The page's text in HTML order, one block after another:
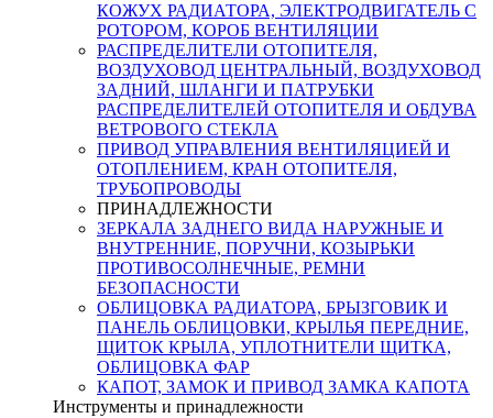
КОЖУХ РАДИАТОРА, ЭЛЕКТРОДВИГАТЕЛЬ С
РОТОРОМ, КОРОБ ВЕНТИЛЯЦИИ
РАСПРЕДЕЛИТЕЛИ ОТОПИТЕЛЯ,
ВОЗДУХОВОД ЦЕНТРАЛЬНЫЙ, ВОЗДУХОВОД
ЗАДНИЙ, ШЛАНГИ И ПАТРУБКИ
РАСПРЕДЕЛИТЕЛЕЙ ОТОПИТЕЛЯ И ОБДУВА
ВЕТРОВОГО СТЕКЛА
ПРИВОД УПРАВЛЕНИЯ ВЕНТИЛЯЦИЕЙ И
ОТОПЛЕНИЕМ, КРАН ОТОПИТЕЛЯ,
ТРУБОПРОВОДЫ
ПРИНАДЛЕЖНОСТИ
ЗЕРКАЛА ЗАДНЕГО ВИДА НАРУЖНЫЕ И
ВНУТРЕННИЕ, ПОРУЧНИ, КОЗЫРЬКИ
ПРОТИВОСОЛНЕЧНЫЕ, РЕМНИ
БЕЗОПАСНОСТИ
ОБЛИЦОВКА РАДИАТОРА, БРЫЗГОВИК И
ПАНЕЛЬ ОБЛИЦОВКИ, КРЫЛЬЯ ПЕРЕДНИЕ,
ЩИТОК КРЫЛА, УПЛОТНИТЕЛИ ЩИТКА,
ОБЛИЦОВКА ФАР
КАПОТ, ЗАМОК И ПРИВОД ЗАМКА КАПОТА
Инструменты и принадлежности